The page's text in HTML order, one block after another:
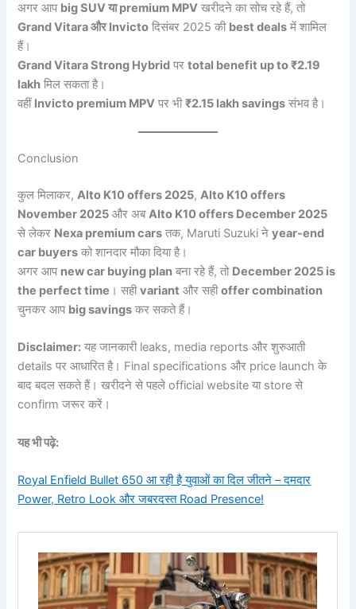
अगर आप big SUV या premium MPV खरीदने का सोच रहे हैं, तो
Grand Vitara और Invicto दिसंबर 2025 की best deals में शामिल
हैं।
Grand Vitara Strong Hybrid परtotal benefit up to ₹2.19
lakh मिल सकता है।
वहींInvicto premium MPV पर भी₹2.15 lakh savings संभव है।
Conclusion
कुल मिलाकर,Alto K10 offers 2025,Alto K10 offers
November 2025 और अबAlto K10 offers December 2025
से लेकर Nexa premium cars तक, Maruti Suzuki नेyear-end
car buyers को शानदार मौका दिया है।
अगर आप new car buying plan बना रहे हैं, तो December 2025 is
the perfect time । सहीvariant और सहीoffer combination
चुनकर आप big savings कर सकते हैं।
Disclaimer: यह जानकारी leaks, media reports और शुरुआती
details पर आधारित है। Final specifications और price launch के
बाद बदल सकते हैं। खरीदने से पहले official website या store से
confirm जरूर करें।
यह भी पढ़े:
Royal Enfield Bullet 650 आ रही है युवाओं का दिल जीतने – दमदार
Power, Retro Look और जबरदस्त Road Presence!